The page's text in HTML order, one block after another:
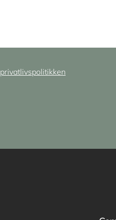
privatlivspolitikken